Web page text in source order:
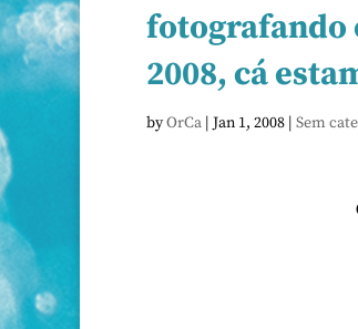
fotografando
2008, cá
byOrCa | Jan 1, 2008 | Sem